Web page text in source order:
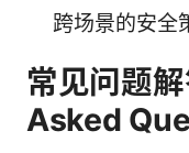
跨场景的安全
常见问题
Asked